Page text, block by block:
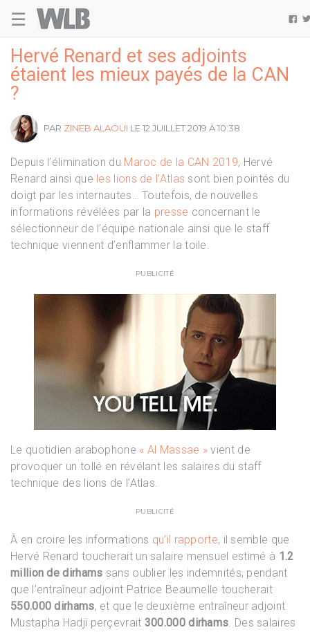
☰ 
Hervé Renard et ses adjoints
étaient les mieux payés de la CAN
?
PAR ZINEB ALAOUI LE 12 JUILLET 2019 À 10:38
Depuis l’élimination du Maroc de la CAN 2019, Hervé
Renard ainsi que les lions de l’Atlas sont bien pointés du
doigt par les internautes… Toutefois, de nouvelles
informations révélées par la presse concernant le
sélectionneur de l’équipe nationale ainsi que le staff
technique viennent d’enflammer la toile.
PUBLICITÉ
Le quotidien arabophone « Al Massae » vient de
provoquer un tollé en révélant les salaires du staff
technique des lions de l’Atlas.
PUBLICITÉ
À en croire les informations qu’il rapporte, il semble que
Hervé Renard toucherait un salaire mensuel estimé à 1.2
million de dirhams sans oublier les indemnités, pendant
que l’entraîneur adjoint Patrice Beaumelle toucherait
550.000 dirhams, et que le deuxième entraîneur adjoint
Mustapha Hadji perçevrait 300.000 dirhams. Des salaires